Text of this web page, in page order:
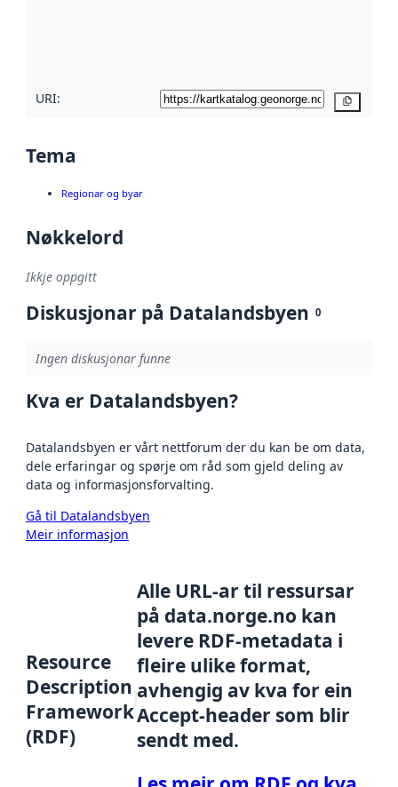
URI:
Tema
Regionar og byar
Nøkkelord
Ikkje oppgitt
Diskusjonar på Datalandsbyen 0
Ingen diskusjonar funne
Kva er Datalandsbyen?
Datalandsbyen er vårt nettforum der du kan be om data,
dele erfaringar og spørje om råd som gjeld deling av
data og informasjonsforvalting.
Gå til Datalandsbyen
Meir informasjon
Resource
Description
Framework
(RDF)
Alle URL-ar til ressursar
på data.norge.no kan
levere RDF-metadata i
fleire ulike format,
avhengig av kva for ein
Accept-header som blir
sendt med.